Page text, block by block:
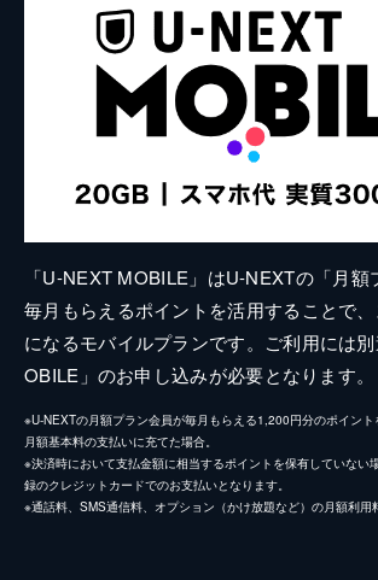
「U-NEXT MOBILE」はU-NEXTの「月
毎月もらえるポイントを活用することで
になるモバイルプランです。ご利用には
OBILE」のお申し込みが必要となります。
※U-NEXTの月額プラン会員が毎月もらえる1,200円分のポイン
月額基本料の支払いに充てた場合。
※決済時において支払金額に相当するポイントを保有していない
録のクレジットカードでのお支払いとなります。
※通話料、SMS通信料、オプション（かけ放題など）の月額利用